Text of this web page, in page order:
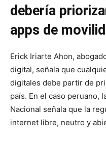
debería
apps de
Erick Iriarte Ahon,
digital, señala que
digitales debe partir de
país. En el caso peruano,
Nacional señala que la
internet libre, neutro y